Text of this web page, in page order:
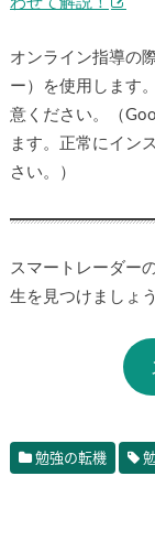
オンライン指導の
ー）を使用します
意ください。（
ます。正常にイン
さい。）
スマートレーダー
生を見つけましょう
勉強の転機